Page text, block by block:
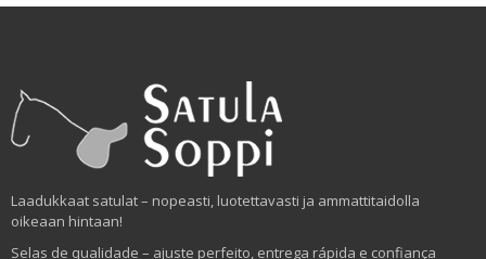
Laadukkaat satulat – nopeasti, luotettavasti ja ammattitaidolla
oikeaan hintaan!
Selas de qualidade – ajuste perfeito, entrega rápida e confiança